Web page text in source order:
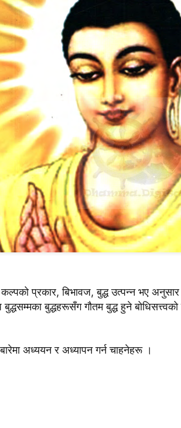
प्रकार, बिभावज, बुद्ध उत्पन्न भए
बुद्धहरूसँग गौतम बुद्ध हुने
अध्ययन र अध्यापन गर्न चाहनेहरू ।